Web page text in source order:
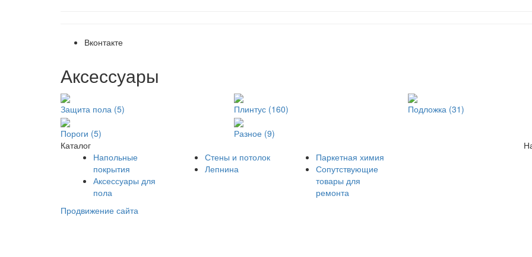
Вконтакте
Аксессуары
Защита пола (5) Плинтус (160) Подложка (31)
Пороги (5)
Разное (9)
Каталог
Напольные
покрытия
Аксессуары для
пола
Стены и потолок
Лепнина
Паркетная химия
Сопутствующие
товары для
ремонта
Продвижение сайта